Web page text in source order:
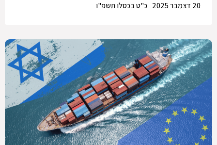
כ"ט בכסלו תשפ"ו
20 דצמבר 2025